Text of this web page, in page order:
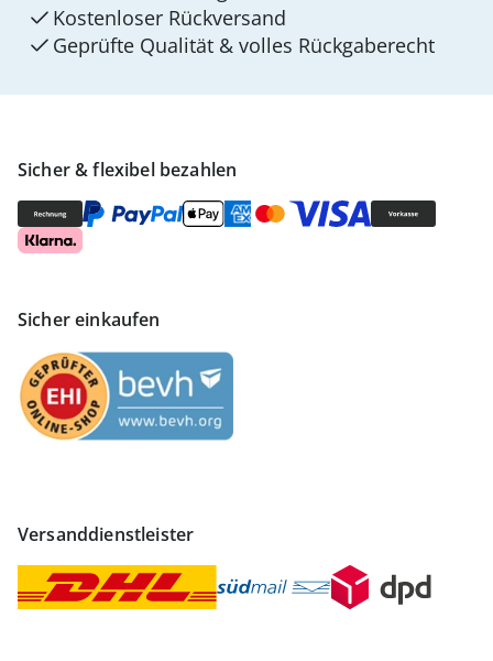
Sicher & flexibel bezahlen
Sicher einkaufen
Versanddienstleister
Kostenloser Rückversand
Geprüfte Qualität & volles Rückgaberecht